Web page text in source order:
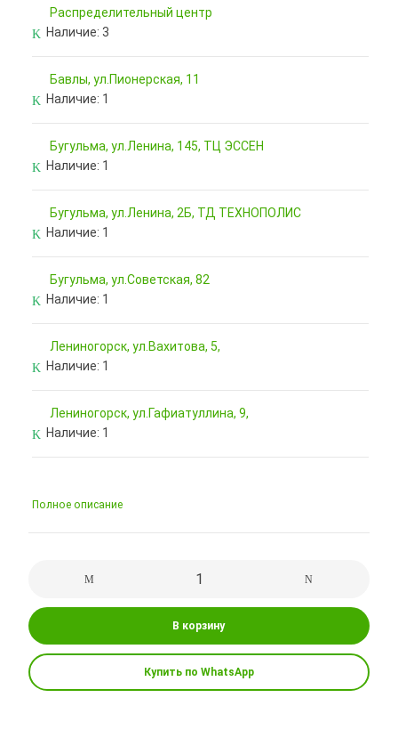
Pаспределительный центр
Наличие: 3
Бавлы, ул.Пионерская, 11
Наличие: 1
Бугульма, ул.Ленина, 145, ТЦ ЭССЕН
Наличие: 1
Бугульма, ул.Ленина, 2Б, ТД ТЕХНОПОЛИС
Наличие: 1
Бугульма, ул.Советская, 82
Наличие: 1
Лениногорск, ул.Вахитова, 5,
Наличие: 1
Лениногорск, ул.Гафиатуллина, 9,
Наличие: 1
Полное описание
В корзину
Купить по WhatsApp